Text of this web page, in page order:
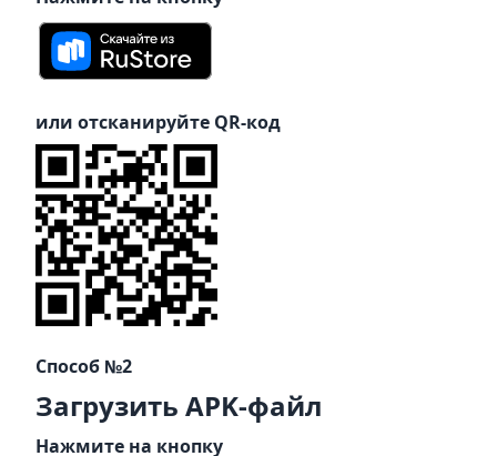
или отсканируйте QR-код
Способ №2
Загрузить APK-файл
Нажмите на кнопку